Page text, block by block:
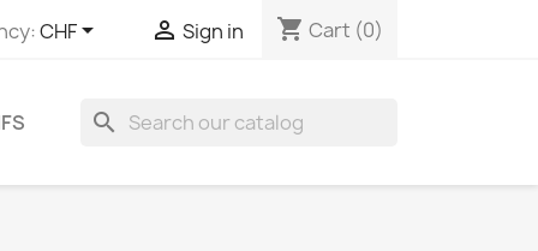
CHF  Sign in shopping_cart Cart (0)
search